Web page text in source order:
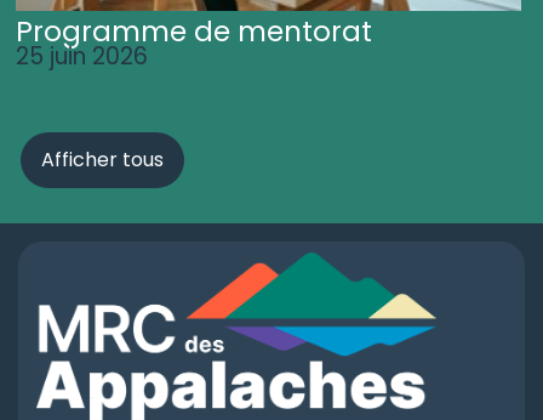
Programme de mentorat
25 juin 2026
Afficher tous